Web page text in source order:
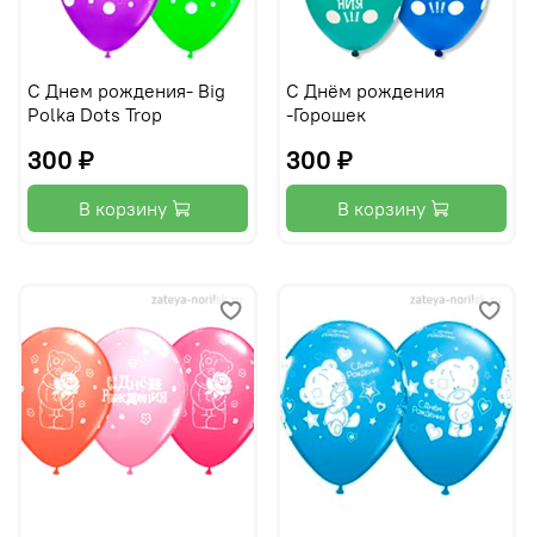
С Днем рождения- Big
Polka Dots Trop
300 ₽
В корзину
С Днём рождения
-Горошек
300 ₽
В корзину